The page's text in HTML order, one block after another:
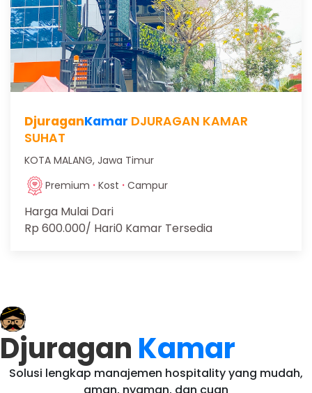
DjuraganKamar DJURAGAN KAMAR
SUHAT
KOTA MALANG, Jawa Timur
Premium · Kost · Campur
Harga Mulai Dari
Rp 600.000/ Hari0 Kamar Tersedia
Djuragan Kamar
Solusi lengkap manajemen hospitality yang mudah,